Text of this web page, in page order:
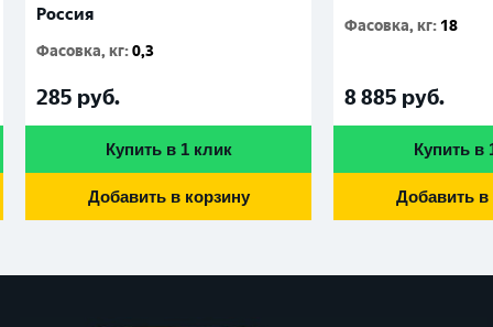
Россия
Фасовка, кг:0,3
285 руб.
Купить в 1 клик
Добавить в корзину
Фасовка, кг: 18
8 885 руб.
Купить в
Добавить в